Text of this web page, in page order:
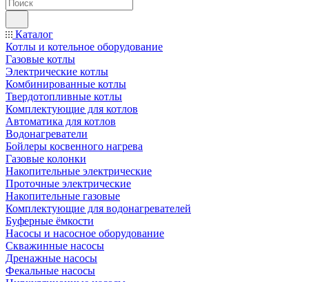
Каталог
Котлы и котельное оборудование
Газовые котлы
Электрические котлы
Комбинированные котлы
Твердотопливные котлы
Комплектующие для котлов
Автоматика для котлов
Водонагреватели
Бойлеры косвенного нагрева
Газовые колонки
Накопительные электрические
Проточные электрические
Накопительные газовые
Комплектующие для водонагревателей
Буферные ёмкости
Насосы и насосное оборудование
Скважинные насосы
Дренажные насосы
Фекальные насосы